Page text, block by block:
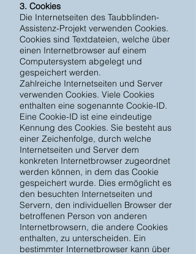
3. Cookies
Die Internetseiten des Taubblinden-
Assistenz-Projekt verwenden Cookies.
Cookies sind Textdateien, welche über
einen Internetbrowser auf einem
Computersystem abgelegt und
gespeichert werden.
Zahlreiche Internetseiten und Server
verwenden Cookies. Viele Cookies
enthalten eine sogenannte Cookie-ID.
Eine Cookie-ID ist eine eindeutige
Kennung des Cookies. Sie besteht aus
einer Zeichenfolge, durch welche
Internetseiten und Server dem
konkreten Internetbrowser zugeordnet
werden können, in dem das Cookie
gespeichert wurde. Dies ermöglicht es
den besuchten Internetseiten und
Servern, den individuellen Browser der
betroffenen Person von anderen
Internetbrowsern, die andere Cookies
enthalten, zu unterscheiden. Ein
bestimmter Internetbrowser kann über